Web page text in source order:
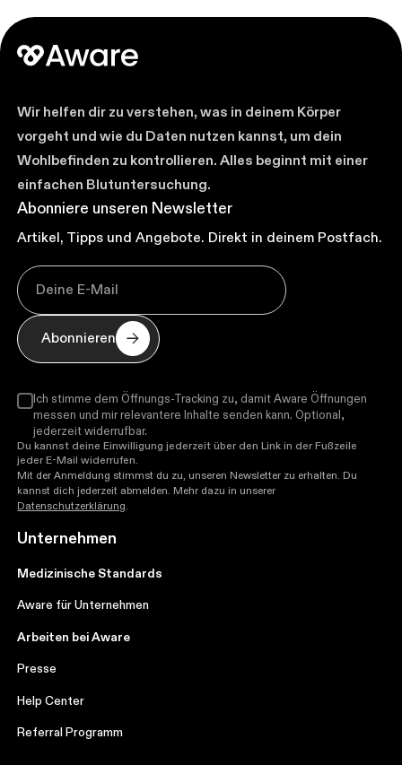
Wir helfen dir zu verstehen, was in deinem Körper
vorgeht und wie du Daten nutzen kannst, um dein
Wohlbefinden zu kontrollieren. Alles beginnt mit einer
einfachen Blutuntersuchung.
Abonniere unseren Newsletter
Artikel, Tipps und Angebote. Direkt in deinem Postfach.
Abonnieren
Ich stimme dem Öffnungs-Tracking zu, damit Aware Öffnungen
messen und mir relevantere Inhalte senden kann. Optional,
jederzeit widerrufbar.
Du kannst deine Einwilligung jederzeit über den Link in der Fußzeile
jeder E-Mail widerrufen.
Mit der Anmeldung stimmst du zu, unseren Newsletter zu erhalten. Du
kannst dich jederzeit abmelden. Mehr dazu in unserer
Datenschutzerklärung.
Unternehmen
Medizinische Standards
Aware für Unternehmen
Arbeiten bei Aware
Presse
Help Center
Referral Programm